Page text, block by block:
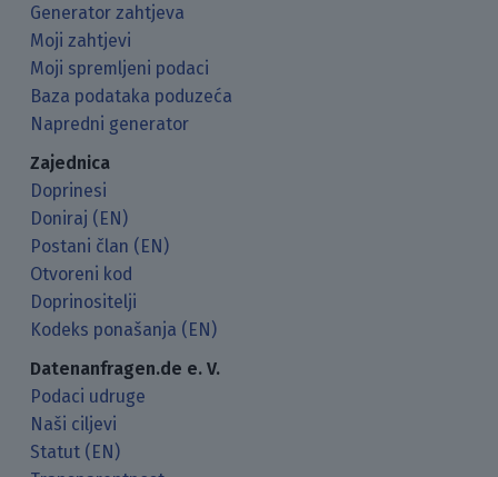
Generator zahtjeva
Moji zahtjevi
Moji spremljeni podaci
Baza podataka poduzeća
Napredni generator
Zajednica
Doprinesi
Doniraj (EN)
Postani član (EN)
Otvoreni kod
Doprinositelji
Kodeks ponašanja (EN)
Datenanfragen.de e. V.
Podaci udruge
Naši ciljevi
Statut (EN)